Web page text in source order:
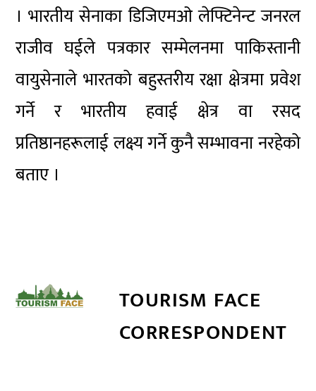
। भारतीय सेनाका डिजिएमओ लेफ्टिनेन्ट जनरल
राजीव घईले पत्रकार सम्मेलनमा पाकिस्तानी
वायुसेनाले भारतको बहुस्तरीय रक्षा क्षेत्रमा प्रवेश
गर्ने र भारतीय हवाई क्षेत्र वा रसद
प्रतिष्ठानहरूलाई लक्ष्य गर्ने कुनै सम्भावना नरहेको
बताए ।
TOURISM FACE
CORRESPONDENT